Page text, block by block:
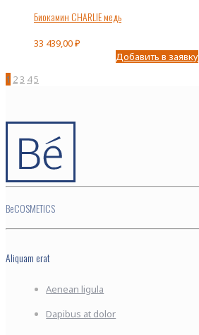
Биокамин CHARLIE медь
33 439,00₽
Добавить в заявку
1 23 45
BeCOSMETICS
Aliquam erat
Aenean ligula
Dapibus at dolor